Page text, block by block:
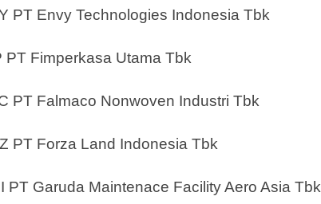
PT Envy Technologies Indonesia Tbk
PT Fimperkasa Utama Tbk
PT Falmaco Nonwoven Industri Tbk
PT Forza Land Indonesia Tbk
PT Garuda Maintenace Facility Aero Asia Tbk